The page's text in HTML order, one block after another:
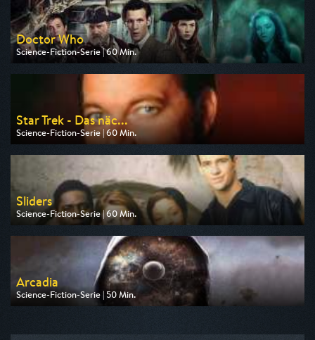
Doctor Who
Science-Fiction-Serie | 60 Min.
Ausgestrahlt von Tele 5
am 10.08.2026, 20:15
Star Trek - Das näc...
Science-Fiction-Serie | 60 Min.
Ausgestrahlt von Tele 5
am 10.08.2026, 15:05
Sliders
Science-Fiction-Serie | 60 Min.
Ausgestrahlt von Tele 5
am 10.08.2026, 17:10
Arcadia
Science-Fiction-Serie | 50 Min.
Ausgestrahlt von WDR